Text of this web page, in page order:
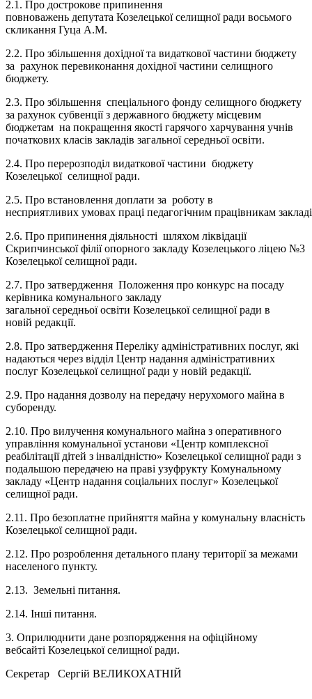
2.1. Про дострокове припинення
повноважень депутата Козелецької селищної ради восьмого
скликання Гуца А.М.
2.2. Про збільшення дохідної та видаткової частини бюджету
за рахунок перевиконання дохідної частини селищного
бюджету.
2.3. Про збільшення спеціального фонду селищного бюджету
за рахунок субвенції з державного бюджету місцевим
бюджетам на покращення якості гарячого харчування учнів
початкових класів закладів загальної середньої освіти.
2.4. Про перерозподіл видаткової частини бюджету
Козелецької селищної ради.
2.5. Про встановлення доплати за роботу в
несприятливих умовах праці педагогічним працівникам
2.6. Про припинення діяльності шляхом ліквідації
Скрипчинської філії опорного закладу Козелецького ліцею №3
Козелецької селищної ради.
2.7. Про затвердження Положення про конкурс на посаду
керівника комунального закладу
загальної середньої освіти Козелецької селищної ради в
новій редакції.
2.8. Про затвердження Переліку адміністративних послуг, які
надаються через відділ Центр надання адміністративних
послуг Козелецької селищної ради у новій редакції.
2.9. Про надання дозволу на передачу нерухомого майна в
суборенду.
2.10. Про вилучення комунального майна з оперативного
управління комунальної установи «Центр комплексної
реабілітації дітей з інвалідністю» Козелецької селищної ради з
подальшою передачею на праві узуфрукту Комунальному
закладу «Центр надання соціальних послуг» Козелецької
селищної ради.
2.11. Про безоплатне прийняття майна у комунальну власність
Козелецької селищної ради.
2.12. Про розроблення детального плану території за межами
населеного пункту.
2.13. Земельні питання.
2.14. Інші питання.
3. Оприлюднити дане розпорядження на офіційному
вебсайті Козелецької селищної ради.
Секретар Сергій ВЕЛИКОХАТНІЙ